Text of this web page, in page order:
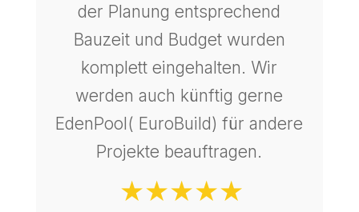
der Planung entsprechend
Bauzeit und Budget wurden
komplett eingehalten. Wir
werden auch künftig gerne
EdenPool( EuroBuild) für andere
Projekte beauftragen.